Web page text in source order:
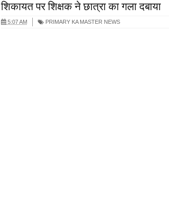
शिकायत पर शिक्षक ने छात्रा का गला दबाया
5:07 AM PRIMARY KA MASTER NEWS